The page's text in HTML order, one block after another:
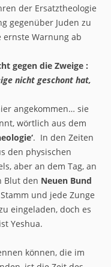
der Ersatztheologie
gegenüber Juden zu
Warnung ab
gegen die Zweige :
nicht geschont hat,
angekommen… sie
wörtlich aus dem
. In den Zeiten
den physischen
aber an dem Tag, an
Blut den Neuen Bund
und jede Zunge
eingeladen, doch es
Yeshua.
können, die im